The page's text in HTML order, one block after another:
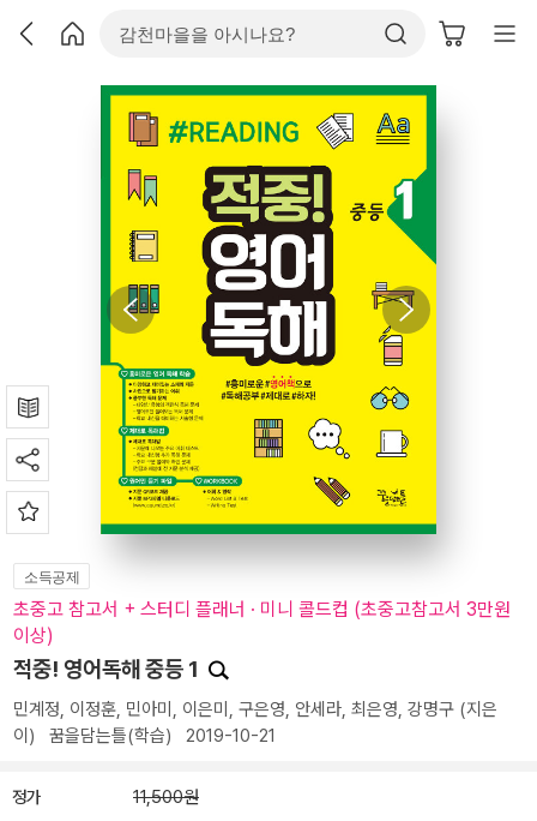
소득공제
초중고 참고서 + 스터디 플래너 · 미니 콜드컵 (초중고참고서 3만원
이상)
적중! 영어독해 중등 1
민계정, 이정훈, 민아미 , 이은미 , 구은영, 안세라, 최은영, 강명구 (지은
이) 꿈을담는틀(학습) 2019-10-21
정가 11,500원